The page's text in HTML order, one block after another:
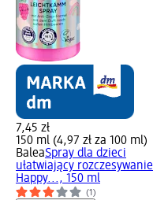
7,45 zł
150 ml (4,97 zł za 100 ml)
BaleaSpray dla dzieci
ułatwiający rozczesywanie
Happy..., 150 ml
(1)